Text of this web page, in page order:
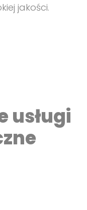
jakości.
usługi